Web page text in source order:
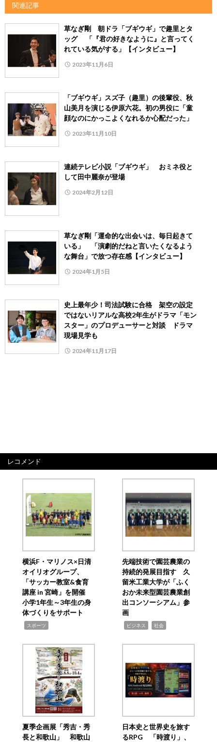
関連記事
草なぎ剛 朝ドラ「ブギウギ」で趣里とタ
ッグ 「『君の好きなように』と言ってく
れている気がする」【インタビュー】
2023年11月6日
「ブギウギ」スズ子（趣里）の後輩役、秋
山美月を演じる伊原六花。初の男役に「童
顔なのにかっこよくなれるか心配だった」
2023年11月10日
連続テレビ小説「ブギウギ」 おミネ役と
して田中麗奈が登場
2024年2月12日
草なぎ剛「運命的な出会いは、毎日起きて
いる」 「演劇的だねと言いたくなるよう
な舞台」で放つ存在感【インタビュー】
2024年1月5日
史上最年少！司法試験に合格 架空の設定
ではないリアルな高校2年生がドラマ「モン
スター」のプロデューサーと対談 ドラマ
現場見学も
2024年11月17日
レコメンド
横浜F・マリノス×日清
オイリオグループ、
「サッカー教室&食育
講座 in 宮崎」を開催
小学1年生～3年生の身
体づくりをサポート
スポーツ
先端技術で園芸農業の
持続的発展目指す 久
留米工業大学が「ふく
おか未来型園芸農業創
出コンソーシアム」参
画
ビジネス 社会
夏季企画展「秀吉・秀
長と和歌山」 和歌山
日本史と世界史を旅す
るRPG 「時渡り」、